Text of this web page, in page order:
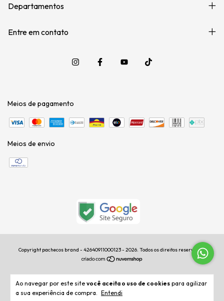
Ao navegar por este site você aceita o uso de cookies para agilizar
a sua experiência de compra. Entendi
Departamentos
Entre em contato
Meios de pagamento
Meios de envio
Copyright pachecos brand - 42640911000123 - 2026. Todos os direitos reservados.